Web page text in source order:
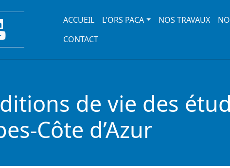
Main navigation
ACCUEIL L'ORS PACA NOS TRAVAUX
CONTACT
de vie des
Côte d’Azur